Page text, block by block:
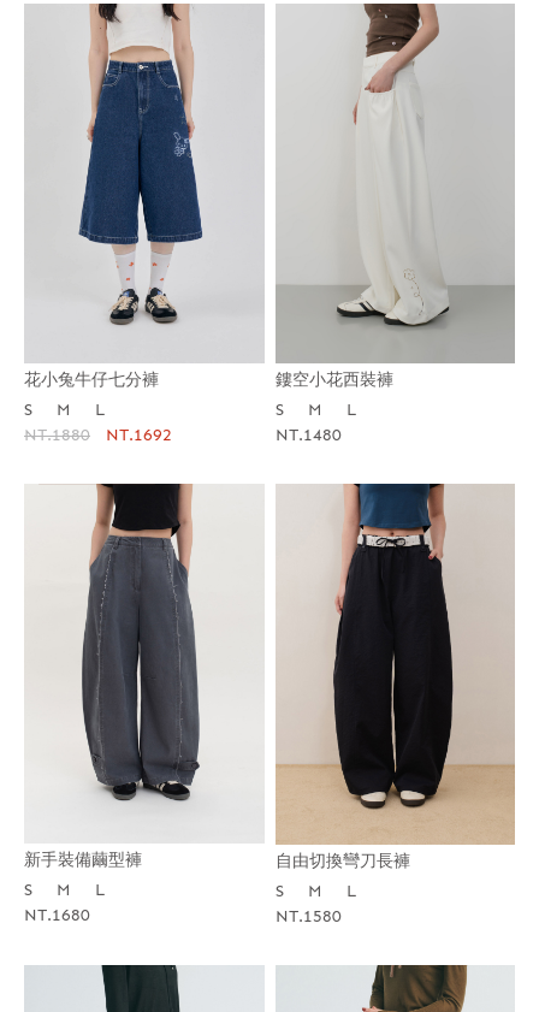
花小兔牛仔七分褲
S
M
L
NT.1880
NT.1692
鏤空小花西裝褲
S
M
L
NT.1480
新手裝備繭型褲
S
M
L
NT.1680
自由切換彎刀長褲
S
M
L
NT.1580